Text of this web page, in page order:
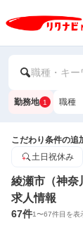
職種・キー
勤務地 1 職種
こだわり条件の追
土日祝休み
綾瀬市（神奈
求人情報
67件1〜67件目を表